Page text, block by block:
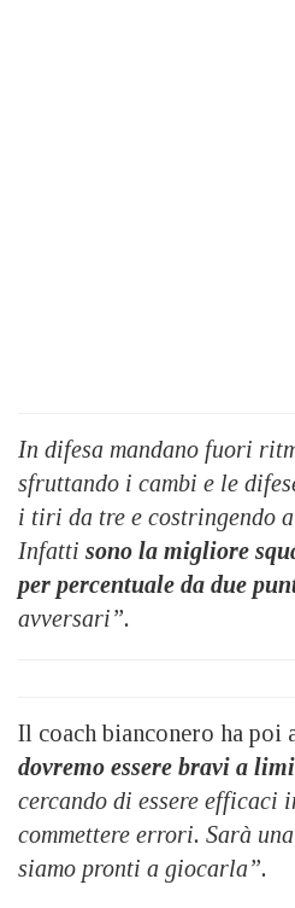
In difesa mandano fuori
sfruttando i cambi e le
i tiri da tre e costringendo
Infatti sono la migliore
per percentuale da due
avversari”.
Il coach bianconero ha poi
dovremo essere bravi a
cercando di essere efficaci
commettere errori. Sarà
siamo pronti a giocarla”.